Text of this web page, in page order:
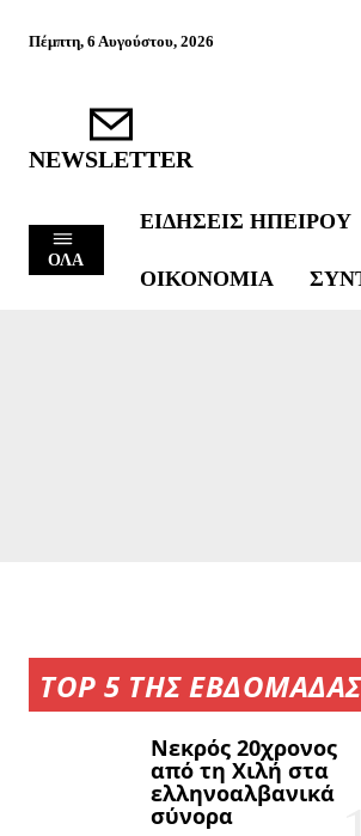
Πέμπτη, 6 Αυγούστου, 2026
NEWSLETTER
ΟΛΑ
ΕΙΔΉΣΕΙΣ ΗΠΕΊΡΟΥ
ΟΙΚΟΝΟΜΊΑ
TOP 5 ΤΗΣ ΕΒΔΟΜΑΔΑΣ
Νεκρός 20χρονος
από τη Χιλή στα
ελληνοαλβανικά
σύνορα